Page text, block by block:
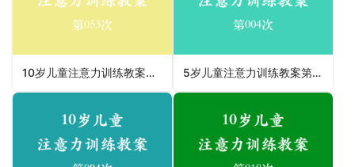
10岁儿童注意力训练教案第053次 共96次 5岁儿童注意力训练教案第004次 共96次